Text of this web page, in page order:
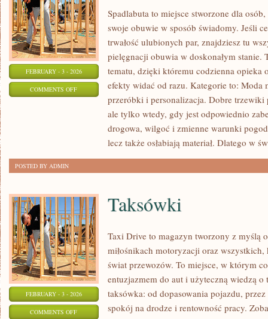
FEBRUARY - 3 - 2026
COMMENTS OFFON
TECHNICZNE
Spadlabuta to miejsce stworzone dla
swoje obuwie w sposób świadomy. Jeśli
trwałość ulubionych par, znajdziesz tu
pielęgnacji obuwia w doskonałym stanie.
tematu, dzięki któremu codzienna opieka
efekty widać od razu. Kategorie to:
przeróbki i personalizacja. Dobre trzewiki
ale tylko wtedy, gdy jest odpowiednio
drogowa, wilgoć i zmienne warunki
lecz także osłabiają materiał. Dlatego w
POSTED BY ADMIN
FEBRUARY - 3 - 2026
COMMENTS OFFON
Taksówki
Taxi Drive to magazyn tworzony z myślą
miłośnikach motoryzacji oraz
świat przewozów. To miejsce, w którym
entuzjazmem do aut i użyteczną wiedzą o
taksówka: od dopasowania pojazdu,
spokój na drodze i rentowność pracy.